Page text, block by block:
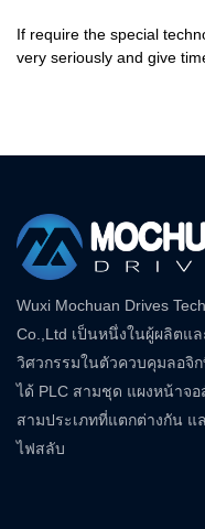
If require the special
very seriously and give
Wuxi Mochuan Drives
Co.,Ltd เป็นหนึ่งในผู้ผลิตแ
วิศวกรรมในตัวควบคุมลอจิ
ได้ PLC สามชุด แผงหน้าจอ
สามประเภทที่แตกต่างกัน แ
ไฟสลับ